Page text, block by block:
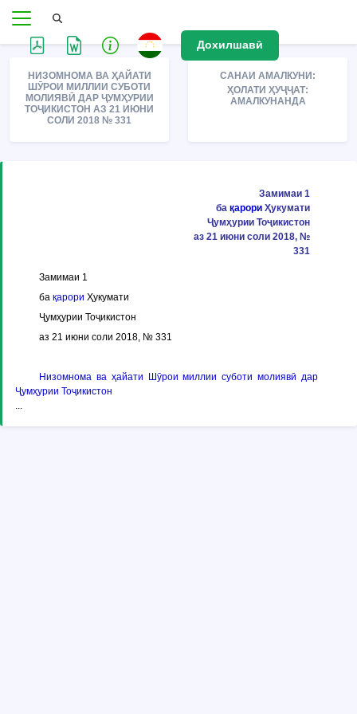
Дохилшавӣ
НИЗОМНОМА ВА ҲАЙАТИ
ШӮРОИ МИЛЛИИ СУБОТИ
МОЛИЯВӢ ДАР ҶУМҲУРИИ
ТОҶИКИСТОН АЗ 21 ИЮНИ
СОЛИ 2018 № 331
САНАИ АМАЛКУНИ:
ҲОЛАТИ ҲУҶҶАТ:
АМАЛКУНАНДА
Замимаи 1
ба қарори Ҳукумати
Ҷумҳурии Тоҷикистон
аз 21 июни соли 2018, №
331
Замимаи 1
ба қарори Ҳукумати
Ҷумҳурии Тоҷикистон
аз 21 июни соли 2018, № 331
Низомнома ва ҳайати Шӯрои миллии суботи молиявӣ дар
Ҷумҳурии Тоҷикистон
...